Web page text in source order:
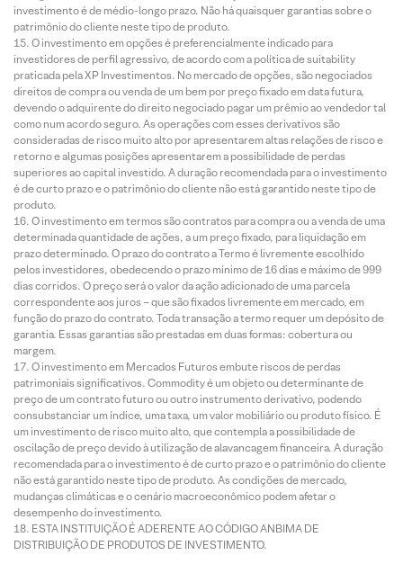
investimento é de médio-longo prazo. Não há quaisquer garantias sobre o
patrimônio do cliente neste tipo de produto.
O investimento em opções é preferencialmente indicado para
investidores de perfil agressivo, de acordo com a política de suitability
praticada pela XP Investimentos. No mercado de opções, são negociados
direitos de compra ou venda de um bem por preço fixado em data futura,
devendo o adquirente do direito negociado pagar um prêmio ao vendedor tal
como num acordo seguro. As operações com esses derivativos são
consideradas de risco muito alto por apresentarem altas relações de risco e
retorno e algumas posições apresentarem a possibilidade de perdas
superiores ao capital investido. A duração recomendada para o investimento
é de curto prazo e o patrimônio do cliente não está garantido neste tipo de
produto.
O investimento em termos são contratos para compra ou a venda de uma
determinada quantidade de ações, a um preço fixado, para liquidação em
prazo determinado. O prazo do contrato a Termo é livremente escolhido
pelos investidores, obedecendo o prazo mínimo de 16 dias e máximo de 999
dias corridos. O preço será o valor da ação adicionado de uma parcela
correspondente aos juros – que são fixados livremente em mercado, em
função do prazo do contrato. Toda transação a termo requer um depósito de
garantia. Essas garantias são prestadas em duas formas: cobertura ou
margem.
O investimento em Mercados Futuros embute riscos de perdas
patrimoniais significativos. Commodity é um objeto ou determinante de
preço de um contrato futuro ou outro instrumento derivativo, podendo
consubstanciar um índice, uma taxa, um valor mobiliário ou produto físico. É
um investimento de risco muito alto, que contempla a possibilidade de
oscilação de preço devido à utilização de alavancagem financeira. A duração
recomendada para o investimento é de curto prazo e o patrimônio do cliente
não está garantido neste tipo de produto. As condições de mercado,
mudanças climáticas e o cenário macroeconômico podem afetar o
desempenho do investimento.
ESTA INSTITUIÇÃO É ADERENTE AO CÓDIGO ANBIMA DE
DISTRIBUIÇÃO DE PRODUTOS DE INVESTIMENTO.